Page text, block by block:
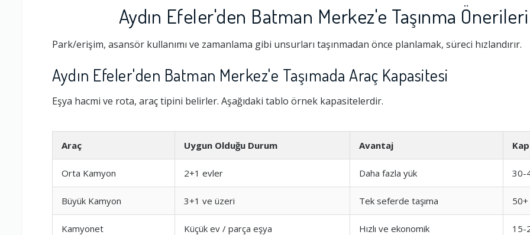
Aydın Efeler'den Batman Merkez'e Taşınma Önerileri
Park/erişim, asansör kullanımı ve zamanlama gibi unsurları taşınmadan önce planlamak, süreci hızlandırır.
Aydın Efeler'den Batman Merkez'e Taşımada Araç Kapasitesi
Eşya hacmi ve rota, araç tipini belirler. Aşağıdaki tablo örnek kapasitelerdir.
Araç Uygun Olduğu Durum Avantaj
Orta Kamyon 2+1 evler Daha fazla yük 30-
Büyük Kamyon 3+1 ve üzeri Tek seferde taşıma 50+
Kamyonet Küçük ev / parça eşya Hızlı ve ekonomik 15-
Firma ile İletişim 1.0
Zamanlama 1.0